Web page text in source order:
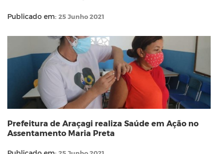
Publicado em: 25 Junho 2021
Prefeitura de Araçagi realiza Saúde em Ação no
Assentamento Maria Preta